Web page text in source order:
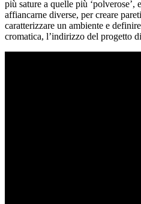
più sature a quelle più ‘polverose’,
affiancarne diverse, per creare
caratterizzare un ambiente e
cromatica, l’indirizzo del progetto